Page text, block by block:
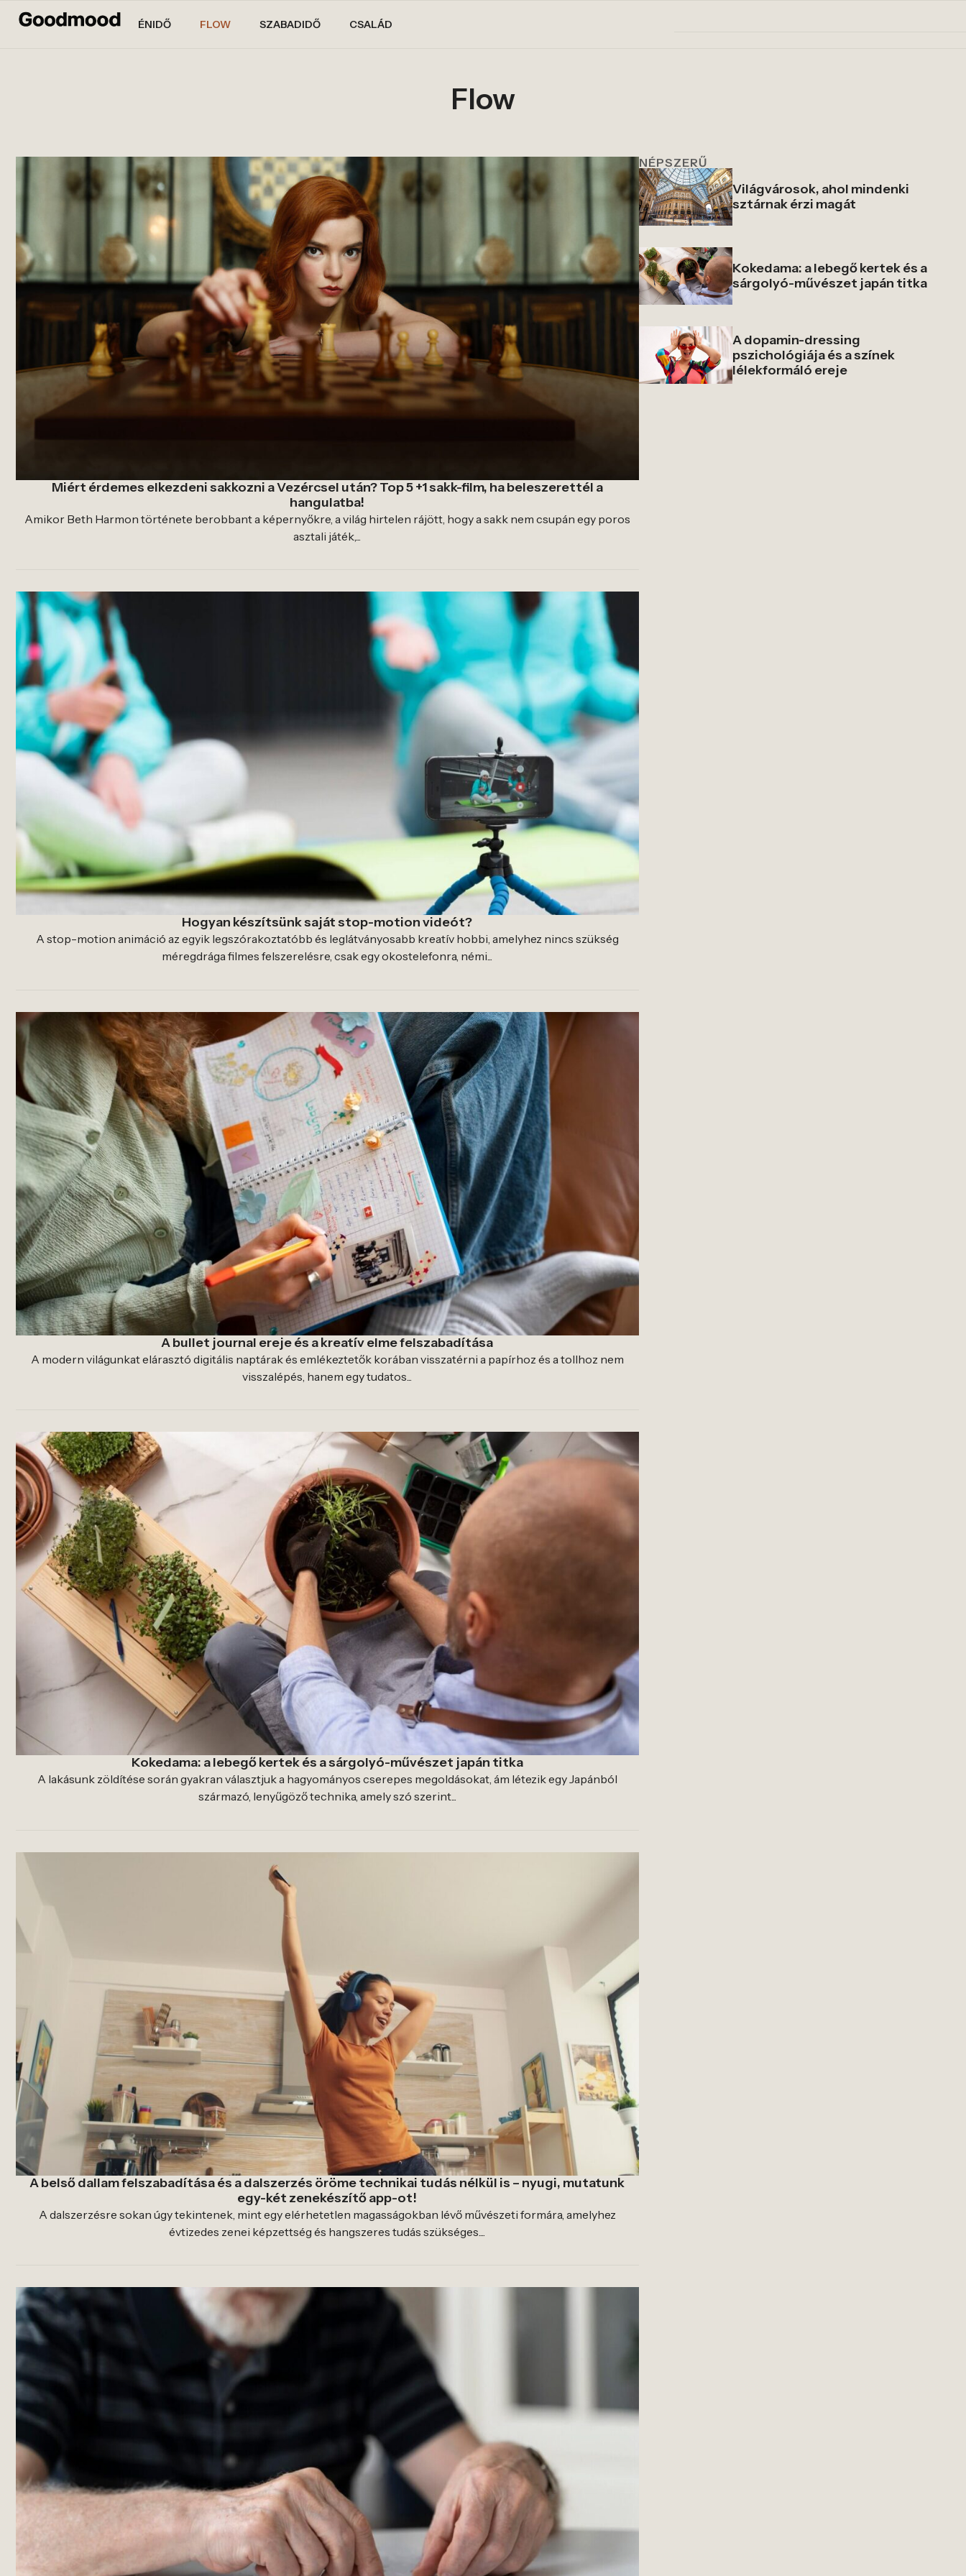
ÉNIDŐ FLOW SZABADIDŐ CSALÁD
Flow
Miért érdemes elkezdeni sakkozni a Vezércsel után? Top 5 +1 sakk-film, ha beleszerettél a
hangulatba!
Amikor Beth Harmon története berobbant a képernyőkre, a világ hirtelen rájött, hogy a sakk nem csupán egy poros
asztali játék,...
Hogyan készítsünk saját stop-motion videót?
A stop-motion animáció az egyik legszórakoztatóbb és leglátványosabb kreatív hobbi, amelyhez nincs szükség
méregdrága filmes felszerelésre, csak egy okostelefonra, némi...
A bullet journal ereje és a kreatív elme felszabadítása
A modern világunkat elárasztó digitális naptárak és emlékeztetők korában visszatérni a papírhoz és a tollhoz nem
visszalépés, hanem egy tudatos...
Kokedama: a lebegő kertek és a sárgolyó-művészet japán titka
A lakásunk zöldítése során gyakran választjuk a hagyományos cserepes megoldásokat, ám létezik egy Japánból
származó, lenyűgöző technika, amely szó szerint...
A belső dallam felszabadítása és a dalszerzés öröme technikai tudás nélkül is – nyugi, mutatunk
egy-két zenekészítő app-ot!
A dalszerzésre sokan úgy tekintenek, mint egy elérhetetlen magasságokban lévő művészeti formára, amelyhez
évtizedes zenei képzettség és hangszeres tudás szükséges....
NÉPSZERŰ
Világvárosok, ahol mindenki
sztárnak érzi magát
Kokedama: a lebegő kertek és a
sárgolyó-művészet japán titka
A dopamin-dressing
pszichológiája és a színek
lélekformáló ereje